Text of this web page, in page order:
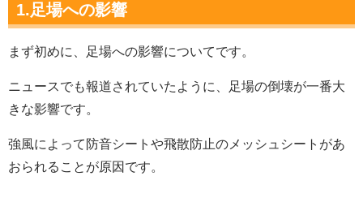
1.足場への影響
まず初めに、足場への影響についてです。
ニュースでも報道されていたように、足場の倒壊が一番大
きな影響です。
強風によって防音シートや飛散防止のメッシュシートがあ
おられることが原因です。